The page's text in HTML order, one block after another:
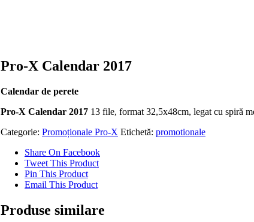
Pro-X Calendar 2017
Calendar de perete
Pro-X Calendar 2017 13 file, format 32,5x48cm, legat cu spiră
Categorie: Promoționale Pro-X Etichetă: promotionale
Share On Facebook
Tweet This Product
Pin This Product
Email This Product
Produse similare